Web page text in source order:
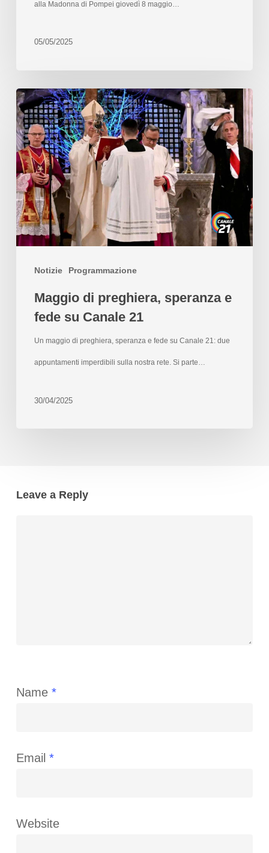
alla Madonna di Pompei giovedì 8 maggio…
05/05/2025
Notizie Programmazione
Maggio di preghiera, speranza e
fede su Canale 21
Un maggio di preghiera, speranza e fede su Canale 21: due
appuntamenti imperdibili sulla nostra rete. Si parte…
30/04/2025
Leave a Reply
Name *
Email *
Website